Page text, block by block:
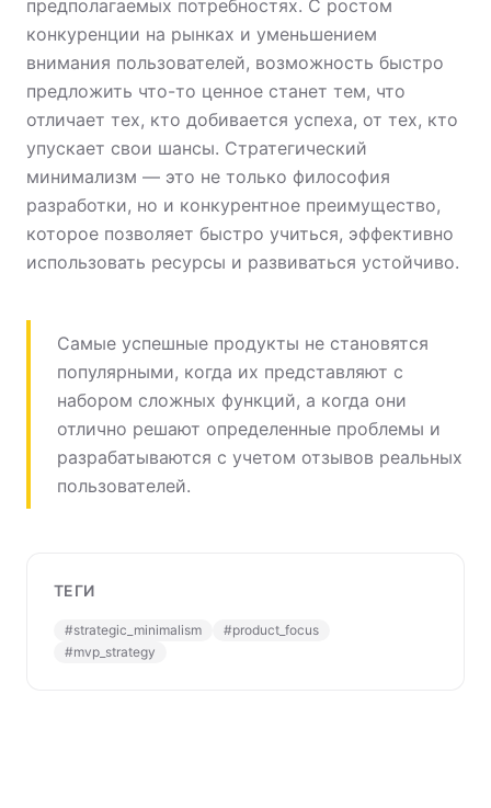
предполагаемых потребностях. С ростом
конкуренции на рынках и уменьшением
внимания пользователей, возможность быстро
предложить что-то ценное станет тем, что
отличает тех, кто добивается успеха, от тех, кто
упускает свои шансы. Стратегический
минимализм — это не только философия
разработки, но и конкурентное преимущество,
которое позволяет быстро учиться, эффективно
использовать ресурсы и развиваться устойчиво.
Самые успешные продукты не становятся
популярными, когда их представляют с
набором сложных функций, а когда они
отлично решают определенные проблемы и
разрабатываются с учетом отзывов реальных
пользователей.
ТЕГИ
#strategic_minimalism #product_focus
#mvp_strategy